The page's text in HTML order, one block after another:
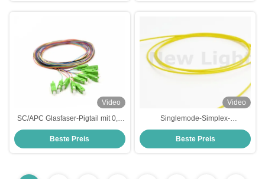
Video
SC/APC Glasfaser-Pigtail mit 0,9
mm Durchmesser und 12 Farben
Glasfaser-Sprungkabel
Beste Preis
Video
Singlemode-Simplex-
Glasfaserkabel mit 0,9 mm
Außendurchmesser und TPEE-
Material für Pigtail-Anwendungen
Beste Preis